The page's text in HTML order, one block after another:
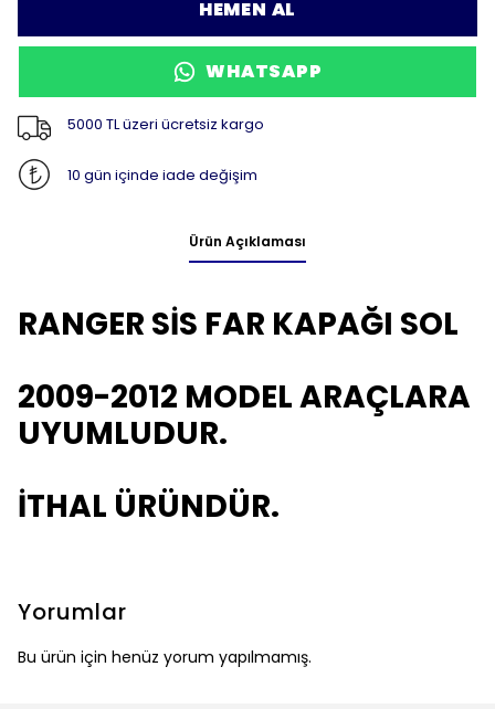
HEMEN AL
WHATSAPP
5000 TL üzeri ücretsiz kargo
10 gün içinde iade değişim
Ürün Açıklaması
RANGER SİS FAR KAPAĞI SOL
2009-2012 MODEL ARAÇLARA
UYUMLUDUR.
İTHAL ÜRÜNDÜR.
Yorumlar
Bu ürün için henüz yorum yapılmamış.